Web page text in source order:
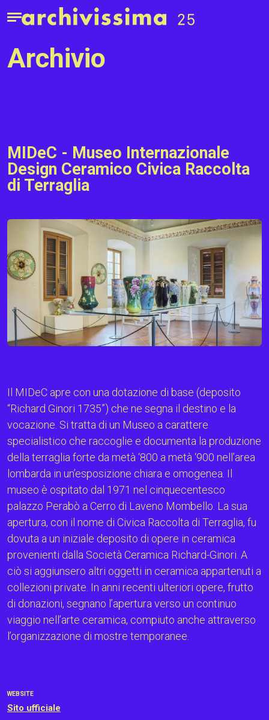
Home page
Apri il menu
archivio
MIDeC - Museo Internazionale
Design Ceramico Civica Raccolta
di Terraglia
WEBSITE
Sito ufficiale
Il MIDeC apre con una dotazione di base (deposito
“Richard Ginori 1735”) che ne segna il destino e la
vocazione. Si tratta di un Museo a carattere
specialistico che raccoglie e documenta la produzione
della terraglia forte da metà ‘800 a metà ‘900 nell’area
lombarda in un’esposizione chiara e omogenea. Il
museo è ospitato dal 1971 nel cinquecentesco
palazzo Perabò a Cerro di Laveno Mombello. La sua
apertura, con il nome di Civica Raccolta di Terraglia, fu
dovuta a un iniziale deposito di opere in ceramica
provenienti dalla Società Ceramica Richard-Ginori. A
ciò si aggiunsero altri oggetti in ceramica appartenuti a
collezioni private. In anni recenti ulteriori opere, frutto
di donazioni, segnano l’apertura verso un continuo
viaggio nell’arte ceramica, compiuto anche attraverso
l’organizzazione di mostre temporanee.